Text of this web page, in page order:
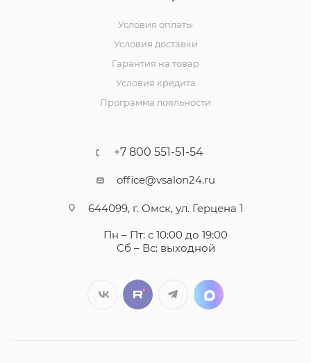
Условия оплаты
Условия доставки
Гарантия на товар
Условия кредита
Программа лояльности
+7 800 551-51-54
office@vsalon24.ru
644099, г. Омск, ул. Герцена 1
Пн – Пт: с 10:00 до 19:00
Сб – Вс: выходной